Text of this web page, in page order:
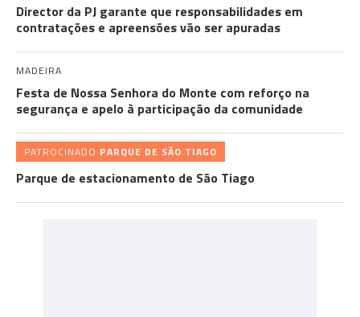
Director da PJ garante que responsabilidades em
contratações e apreensões vão ser apuradas
MADEIRA
Festa de Nossa Senhora do Monte com reforço na
segurança e apelo à participação da comunidade
PATROCINADO PARQUE DE SÃO TIAGO
Parque de estacionamento de São Tiago